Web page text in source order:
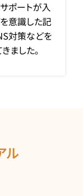
ポートが入
意識した記
対策などを
ました。
ル